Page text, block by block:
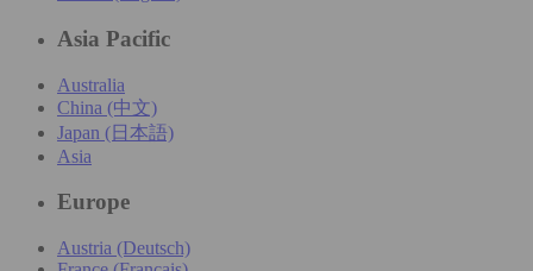
Asia Pacific
Australia
China (中文)
Japan (日本語)
Asia
Europe
Austria (Deutsch)